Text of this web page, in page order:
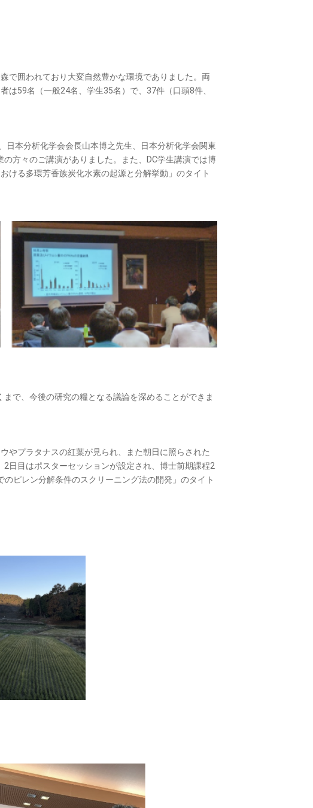
で囲われており大変自然豊かな環境でありました。両
は59名（一般24名、学生35名）で、37件（口頭8件、
本分析化学会会長山本博之先生、日本分析化学会関東
方々のご講演がありました。また、DC学生講演では博
ける多環芳香族炭化水素の起源と分解挙動」のタイト
で、今後の研究の糧となる議論を深めることができま
やプラタナスの紅葉が見られ、また朝日に照らされた
日目はポスターセッションが設定され、博士前期課程2
ピレン分解条件のスクリーニング法の開発」のタイト